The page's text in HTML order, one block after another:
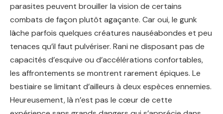
parasites peuvent brouiller la vision de certains
combats de façon plutôt agaçante. Car oui, le gunk
lâche parfois quelques créatures nauséabondes et peu
tenaces qu’il faut pulvériser. Rani ne disposant pas de
capacités d’esquive ou d’accélérations confortables,
les affrontements se montrent rarement épiques. Le
bestiaire se limitant d’ailleurs à deux espèces ennemies.
Heureusement, là n’est pas le cœur de cette